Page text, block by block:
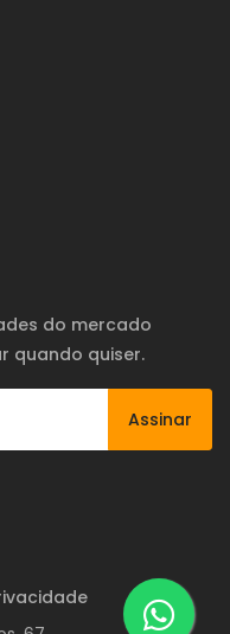
do mercado
quando quiser.
Assinar